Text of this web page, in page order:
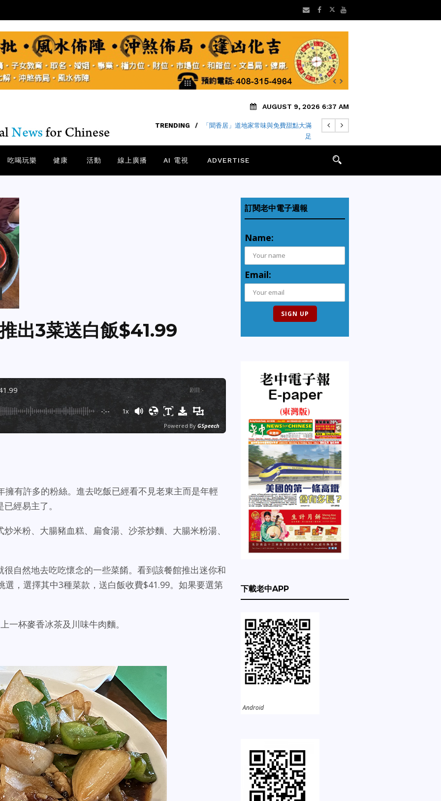
AUGUST 9, 2026 6:37 AM
TRENDING /
「聞香居」道地家常味與免費甜點大滿
足
吃喝玩樂 健康 活動 線上廣播 AI 電視 ADVERTISE
出3菜送白飯$41.99
剧目 :-
-:-- 1x
Powered By GSpeech
擁有許多的粉絲。進去吃飯已經看不見老東主而是年輕
經易主了。
米粉、大腸豬血糕、扁食湯、沙茶炒麵、大腸米粉湯、
自然地去吃吃懷念的一些菜餚。看到該餐館推出迷你和
選，選擇其中3種菜款，送白飯收費$41.99。如果要選第
一杯麥香冰茶及川味牛肉麵。
訂閱老中電子週報
Name:
Email:
下載老中APP
Android